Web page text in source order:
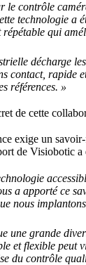
le contrôle
technologie
qui
décharge
contact, rapide
références. »
de cette
exige un
de Visiobotic a
a apporté ce
nous
une grande
et flexible peut
du contrôle